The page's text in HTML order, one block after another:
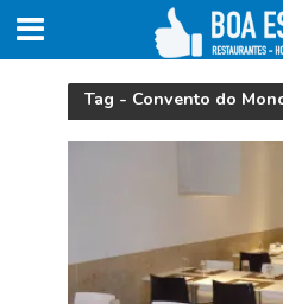
Tag - Convento do